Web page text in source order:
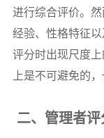
进行综合评价。
经验、性格特征
评分时出现尺度
上是不可避免的
二、管理者